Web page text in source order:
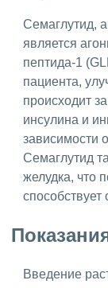
Семаглутид,
является
пептида-1
пациента,
происходит
инсулина и
зависимости
Семаглутид
желудка, что
Введение